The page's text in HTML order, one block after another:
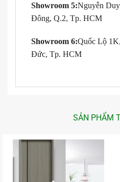
Showroom 5:Nguyễn
Đông, Q.2, Tp. HCM
Showroom 6:Quốc Lộ
Đức, Tp. HCM
SẢN PHẨM